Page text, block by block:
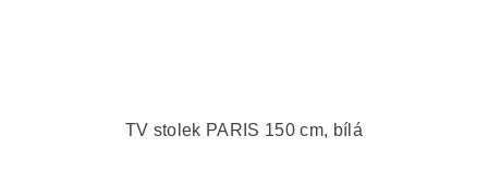
TV stolek PARIS 150 cm, bílá